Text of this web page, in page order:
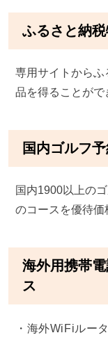
ふるさと納
専用サイトから
品を得ることがで
国内ゴルフ
国内1900以上の
のコースを優待価
海外用携帯
ス
海外WiFiルー